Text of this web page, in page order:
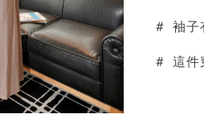
# 袖子
# 這件